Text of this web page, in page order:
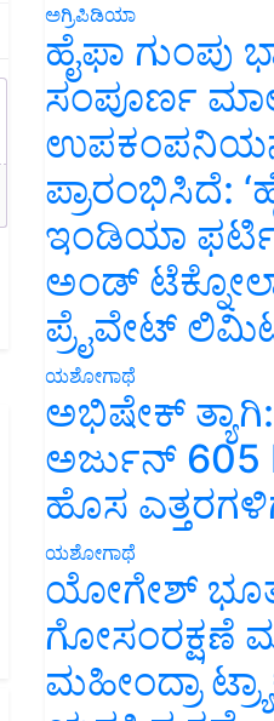
ಅಗ್ರಿಪಿಡಿಯಾ
ಹೈಫಾ ಗುಂಪು
ಸಂಪೂರ್ಣ
ಪ್ರಾರಂಭಿಸಿದೆ:
ಇಂಡಿಯಾ
ಅಂಡ್
ಪ್ರೈವೇಟ್
ಯಶೋಗಾಥೆ
ಅಭಿಷೇಕ್
ಅರ್ಜುನ್ 605
ಹೊಸ
ಯಶೋಗಾಥೆ
ಯೋಗೇಶ್
ಗೋಸಂರಕ್ಷಣೆ
ಮಹೀಂದ್ರಾ